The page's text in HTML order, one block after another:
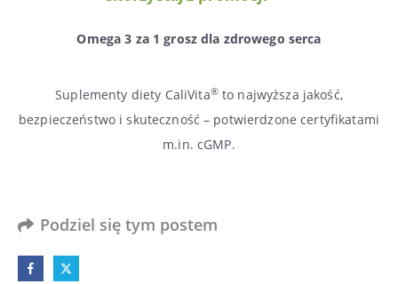
Omega 3 za 1 grosz dla zdrowego serca
Suplementy diety CaliVita®to najwyższa jakość,
bezpieczeństwo i skuteczność – potwierdzone certyfikatami
m.in. cGMP.
Podziel się tym postem